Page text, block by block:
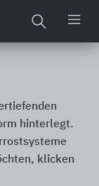
hinterlegt.
klicken